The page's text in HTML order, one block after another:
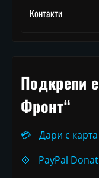
Контакти
Подкрепи
Фронт“
💳
Дари с
💠
PayPal